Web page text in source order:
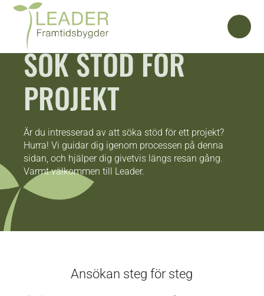
SÖK STÖD FÖR
PROJEKT
Är du intresserad av att söka stöd för ett projekt?
Hurra! Vi guidar dig igenom processen på denna
sidan, och hjälper dig givetvis längs resan gång.
Varmt välkommen till Leader.
Ansökan steg för steg